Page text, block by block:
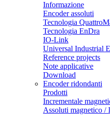
Informazione
Encoder assoluti
Tecnologia
Tecnologia EnDra
IO-Link
Universal Industrial
Reference projects
Note applicative
Download
Encoder ridondanti
Prodotti
Incrementale
Assoluti magnetico /